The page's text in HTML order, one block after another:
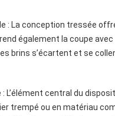
: La conception tressée
également la coupe
brins s’écartent et se
: L’élément central du
trempé ou en matériau